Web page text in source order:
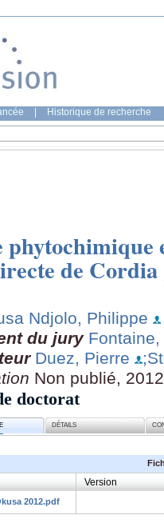
Historique de recherche
de
Ndjolo, Philippe
du jury
Duez, Pierre
Non publié,
doctorat
DÉTAILS
Version
2012.pdf